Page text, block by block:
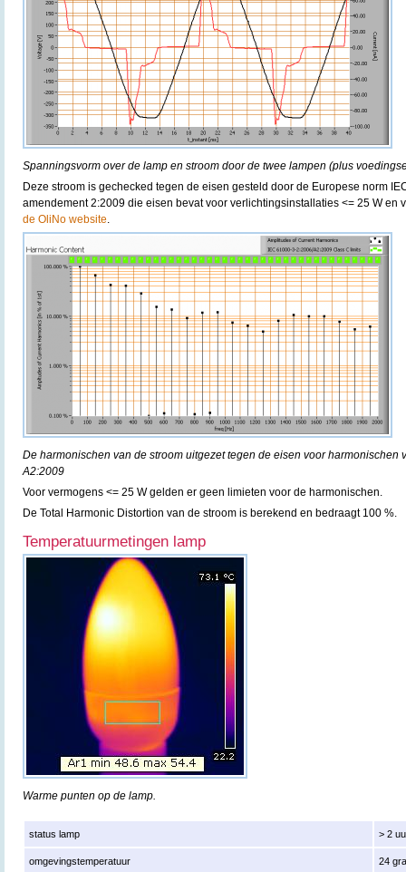
Spanningsvorm over de lamp en stroom door de twee lampen (plus
Deze stroom is gechecked tegen de eisen gesteld door de Europese norm
amendement 2:2009 die eisen bevat voor verlichtingsinstallaties <= 25 W en
de OliNo website.
De harmonischen van de stroom uitgezet tegen de eisen voor harmonischen
A2:2009
Voor vermogens <= 25 W gelden er geen limieten voor de harmonischen.
De Total Harmonic Distortion van de stroom is berekend en bedraagt 100 %.
Temperatuurmetingen lamp
Warme punten op de lamp.
status lamp > 2
omgevingstemperatuur 24